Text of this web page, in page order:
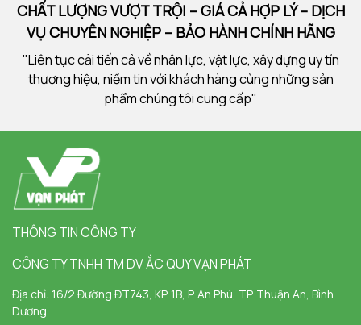
CHẤT LƯỢNG VƯỢT TRỘI – GIÁ CẢ HỢP LÝ – DỊCH
VỤ CHUYÊN NGHIỆP – BẢO HÀNH CHÍNH HÃNG
"Liên tục cải tiến cả về nhân lực, vật lực, xây dựng uy tín
thương hiệu, niềm tin với khách hàng cùng những sản
phẩm chúng tôi cung cấp"
THÔNG TIN CÔNG TY
CÔNG TY TNHH TM DV ẮC QUY VẠN PHÁT
Địa chỉ: 16/2 Đường ĐT743, KP. 1B, P. An Phú, TP. Thuận An, Bình
Dương